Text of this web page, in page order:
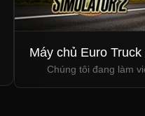
Máy chủ Euro
Chúng tôi đang làm